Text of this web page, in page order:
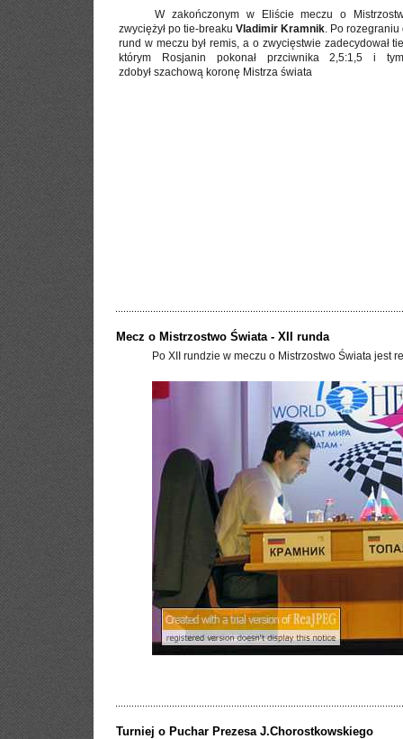
W zakończonym w Eliście meczu o
zwyciężył po tie-breaku Vladimir Kramnik. Po rozegraniu
rund w meczu był remis, a o zwycięstwie zadecydował
którym Rosjanin pokonał przciwnika 2,5:1,5 i
zdobył szachową koronę Mistrza świata
Mecz o Mistrzostwo Świata - XII runda
Po XII rundzie w meczu o Mistrzostwo Świata jest
Turniej o Puchar Prezesa J.Chorostkowskiego